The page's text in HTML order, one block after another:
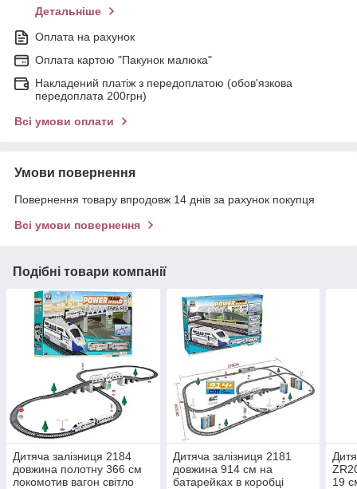
Детальніше
Оплата на рахунок
Оплата картою "Пакунок малюка"
Накладений платіж з передоплатою (обов'язкова
передоплата 200грн)
Всі умови оплати
Умови повернення
Повернення товару впродовж 14 днів за рахунок покупця
Всі умови повернення
Подібні товари компанії
Дитяча залізниця 2184
довжина полотну 366 см
локомотив вагон світло
Дитяча залізниця 2181
довжина 914 см на
батарейках в коробці
19